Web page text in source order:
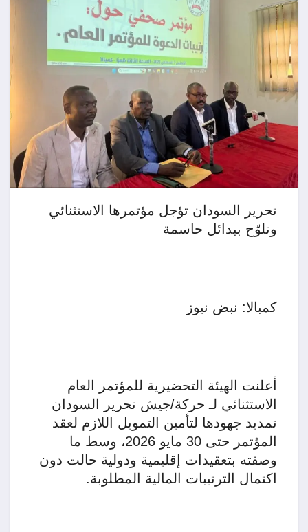
تحرير السودان تؤجل مؤتمرها الاستثنائي
وتلوّح ببدائل حاسمة
كمبالا: نبض نيوز
أعلنت الهيئة التحضيرية للمؤتمر العام
الاستثنائي لـ حركة/جيش تحرير السودان
تمديد جهودها لتأمين التمويل اللازم لعقد
المؤتمر حتى 30 مايو 2026، وسط ما
وصفته بتعقيدات إقليمية ودولية حالت دون
اكتمال الترتيبات المالية المطلوبة.